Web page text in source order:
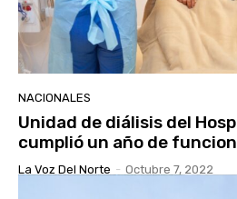
NACIONALES
Unidad de diálisis del
cumplió un año de
La Voz Del Norte - Octubre 7, 2022